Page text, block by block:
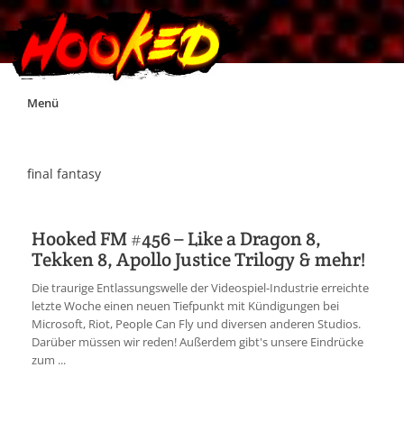
Skip
Menü
Impressum
Jobs
Discord
final fantasy
Hooked FM #456 – Like a Dragon 8,
Tekken 8, Apollo Justice Trilogy & mehr!
Die traurige Entlassungswelle der Videospiel-Industrie erreichte
letzte Woche einen neuen Tiefpunkt mit Kündigungen bei
Microsoft, Riot, People Can Fly und diversen anderen Studios.
Darüber müssen wir reden! Außerdem gibt's unsere Eindrücke
zum ...